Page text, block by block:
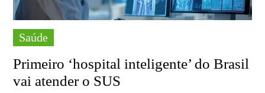
Saúde
Primeiro ‘hospital inteligente’ do Brasil
vai atender o SUS